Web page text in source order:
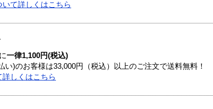
て詳しくはこちら
一律1,100円(税込)
)のお客様は33,000円（税込）以上のご注文で送料無料！
しくはこちら